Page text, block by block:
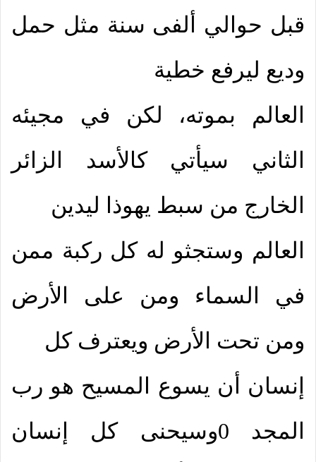
قبل حوالي ألفى سنة مثل حمل
وديع ليرفع خطية
العالم بموته، لكن في مجيئه
الثاني سيأتي كالأسد الزائر
الخارج من سبط يهوذا ليدين
العالم وستجثو له كل ركبة ممن
في السماء ومن على الأرض
ومن تحت الأرض ويعترف كل
إنسان أن يسوع المسيح هو رب
المجد 0وسيحنى كل إنسان